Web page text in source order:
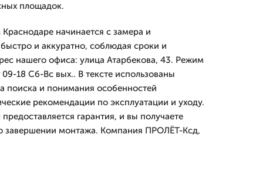
площадок.
начинается с замера и
и аккуратно, соблюдая сроки и
нашего офиса: улица Атарбекова, 43. Режим
18 Сб-Вс вых.. В тексте использованы
поиска и понимания особенностей
рекомендации по эксплуатации и уходу.
гарантия, и вы получаете
завершении монтажа. Компания ПРОЛЁТ-Ксд,